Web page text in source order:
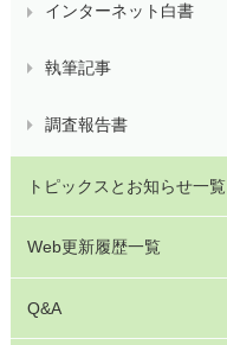
インターネット白書
執筆記事
調査報告書
トピックスとお知らせ一覧
Web更新履歴一覧
Q&A